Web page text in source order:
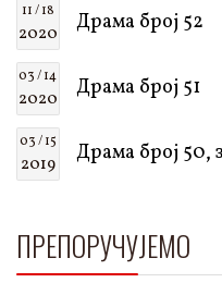
11 / 18
2020 Драма број 52
03 / 14
2020 Драма број 51
03 / 15
2019 Драма број 50,
ПРЕПОРУЧУЈЕМО